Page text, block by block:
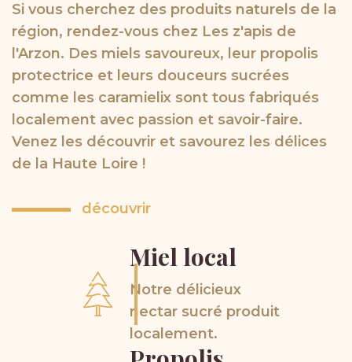
Si vous cherchez des produits naturels de la
région, rendez-vous chez Les z'apis de
l'Arzon. Des miels savoureux, leur propolis
protectrice et leurs douceurs sucrées
comme les caramielix sont tous fabriqués
localement avec passion et savoir-faire.
Venez les découvrir et savourez les délices
de la Haute Loire !
découvrir
Miel local
Notre délicieux
nectar sucré produit
localement.